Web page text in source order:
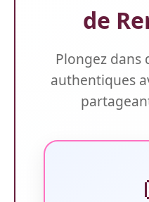
de
Plongez dans
authentiques